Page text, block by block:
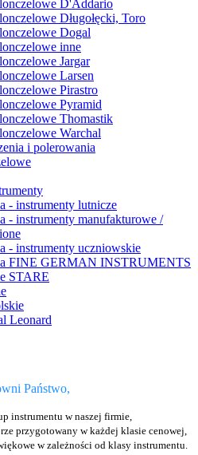
D'Addario
Długołęcki, Toro
Dogal
inne
Jargar
Larsen
Pirastro
Pyramid
Thomastik
Warchal
i polerowania
- instrumenty lutnicze
- instrumenty manufakturowe /
- instrumenty uczniowskie
FINE GERMAN INSTRUMENTS
STARE
Leonard
Państwo,
instrumentu w naszej firmie,
przygotowany w każdej klasie cenowej,
w zależności od klasy instrumentu.